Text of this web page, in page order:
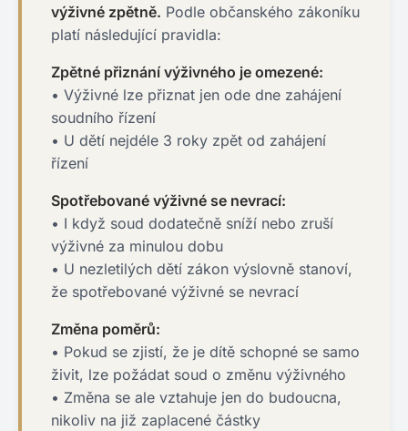
výživné zpětně. Podle občanského zákoníku
platí následující pravidla:
Zpětné přiznání výživného je omezené:
• Výživné lze přiznat jen ode dne zahájení
soudního řízení
• U dětí nejdéle 3 roky zpět od zahájení
řízení
Spotřebované výživné se nevrací:
• I když soud dodatečně sníží nebo zruší
výživné za minulou dobu
• U nezletilých dětí zákon výslovně stanoví,
že spotřebované výživné se nevrací
Změna poměrů:
• Pokud se zjistí, že je dítě schopné se samo
živit, lze požádat soud o změnu výživného
• Změna se ale vztahuje jen do budoucna,
nikoliv na již zaplacené částky